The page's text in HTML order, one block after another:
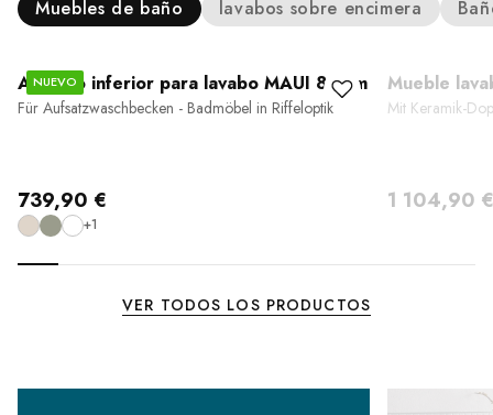
Muebles de baño lavabos sobre encimera
NUEVO
Armario inferior para lavabo MAUI 80 cm
Für Aufsatzwaschbecken - Badmöbel in Riffeloptik
739,90 €
+1
Mueble
Mit Keramik-
1 104,90 €
VER TODOS LOS PRODUCTOS